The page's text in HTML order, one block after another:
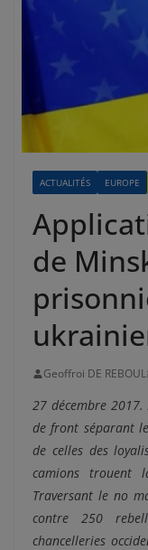
ACTUALITÉS EUROPE
de
Geoffroi DE REBOUL
27 décembre
de front séparant
de celles des
camions trouent
Traversant le no
contre 250
chancelleries